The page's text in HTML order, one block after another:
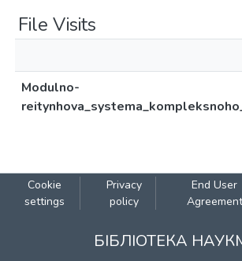
File Visits
Modulno-
Cookie
settings
Privacy
policy
End User
Agreement
БІБЛІОТЕКА